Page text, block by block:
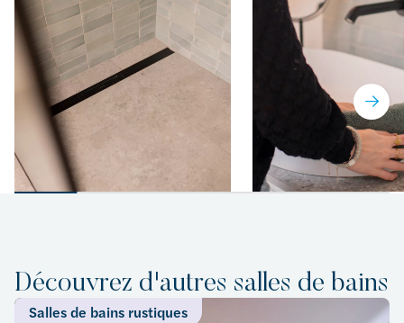
Découvrez d'autres salles de bains
Salles de bains rustiques